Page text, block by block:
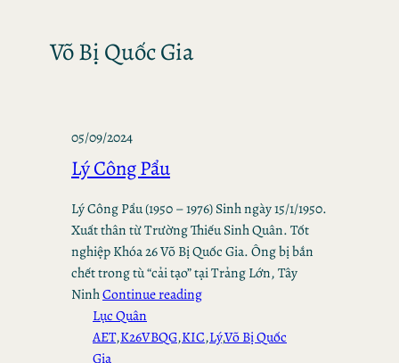
Võ Bị Quốc Gia
05/09/2024
Lý Công Pẩu
Lý Công Pẩu (1950 – 1976) Sinh ngày 15/1/1950.
Xuất thân từ Trường Thiếu Sinh Quân. Tốt
nghiệp Khóa 26 Võ Bị Quốc Gia. Ông bị bắn
chết trong tù “cải tạo” tại Trảng Lớn, Tây
NinhContinue reading
Lục Quân
AET,K26VBQG,KIC,Lý,Võ Bị Quốc
Gia